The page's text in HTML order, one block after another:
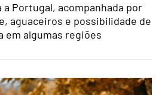
a Portugal, acompanhada por
aguaceiros e possibilidade de
em algumas regiões